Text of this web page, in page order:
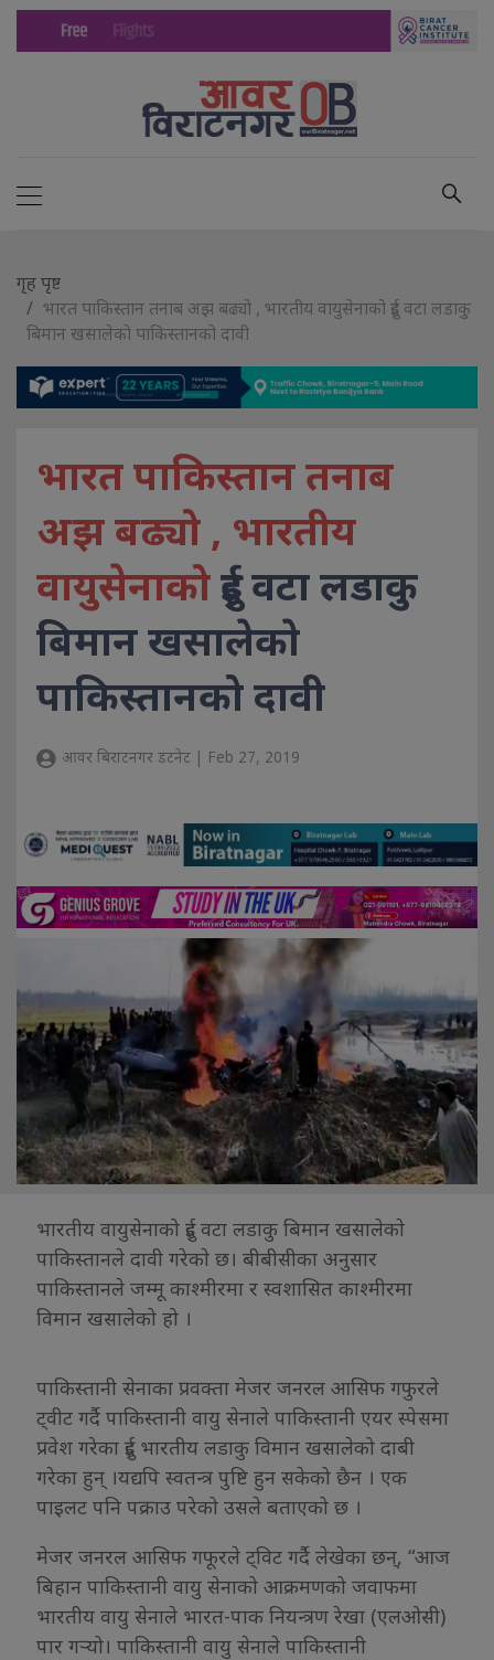
गृह पृष्ट
भारत पाकिस्तान तनाब अझ बढ्यो , भारतीय वायुसेनाको दुई वटा लडाकु
बिमान खसालेकाे पाकिस्तानको दावी
भारत पाकिस्तान तनाब
अझ बढ्यो , भारतीय
वायुसेनाकोदुई वटा लडाकु
बिमान खसालेकाे
पाकिस्तानको दावी
आवर बिराटनगर डटनेट | Feb 27, 2019
भारतीय वायुसेनाको दुई वटा लडाकु बिमान खसालेकाे
पाकिस्तानले दावी गरेकाे छ। बीबीसीका अनुसार
पाकिस्तानले जम्मू काश्मीरमा र स्वशासित काश्मीरमा
विमान खसालेको हो ।
पाकिस्तानी सेनाका प्रवक्ता मेजर जनरल आसिफ गफुरले
ट्वीट गर्दै पाकिस्तानी वायु सेनाले पाकिस्तानी एयर स्पेसमा
प्रवेश गरेका दुई भारतीय लडाकु विमान खसालेको दाबी
गरेका हुन् ।यद्यपि स्वतन्त्र पुष्टि हुन सकेको छैन । एक
पाइलट पनि पक्राउ परेको उसले बताएको छ ।
मेजर जनरल आसिफ गफूरले ट्विट गर्दै लेखेका छन्, “आज
बिहान पाकिस्तानी वायु सेनाको आक्रमणको जवाफमा
भारतीय वायु सेनाले भारत-पाक नियन्त्रण रेखा (एलओसी)
पार गर्‍यो। पाकिस्तानी वायु सेनाले पाकिस्तानी